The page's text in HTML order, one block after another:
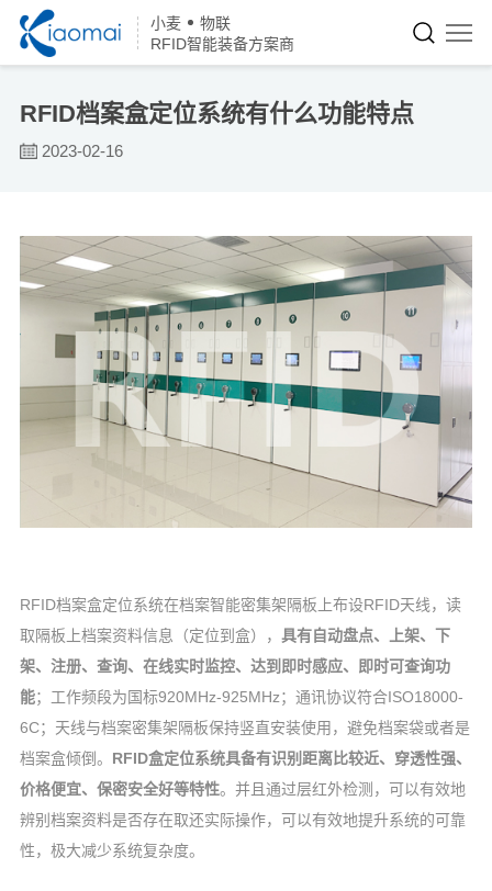
小麦
物联
RFID智能装备方案商
RFID档案盒定位系统有什么功能特点
2023-02-16
RFID档案盒定位系统在档案智能密集架隔板上布设RFID天线，读
取隔板上档案资料信息（定位到盒）， 具有自动盘点、上架、下
架、注册、查询、在线实时监控、达到即时感应、即时可查询功
能；工作频段为国标920MHz-925MHz；通讯协议符合ISO18000-
6C；天线与档案密集架隔板保持竖直安装使用，避免档案袋或者是
档案盒倾倒。 RFID盒定位系统具备有识别距离比较近、穿透性强、
价格便宜、保密安全好等特性。并且通过层红外检测，可以有效地
辨别档案资料是否存在取还实际操作，可以有效地提升系统的可靠
性，极大减少系统复杂度。